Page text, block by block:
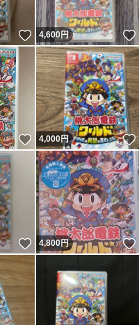
いいね！
4,600円
いいね！
4,000円
いいね！
4,800円